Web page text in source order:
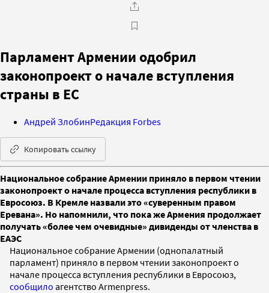
Парламент Армении одобрил
законопроект о начале вступления
страны в ЕС
Андрей ЗлобинРедакция Forbes
Копировать ссылку
Национальное собрание Армении приняло в первом чтении
законопроект о начале процесса вступления республики в
Евросоюз. В Кремле назвали это «суверенным правом
Еревана». Но напомнили, что пока же Армения продолжает
получать «более чем очевидные» дивиденды от членства в
ЕАЭС
Национальное собрание Армении (однопалатный
парламент) приняло в первом чтении законопроект о
начале процесса вступления республики в Евросоюз,
сообщило агентство Armenpress.